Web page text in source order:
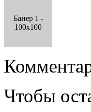
Банер 1 -
100x100
Чтобы